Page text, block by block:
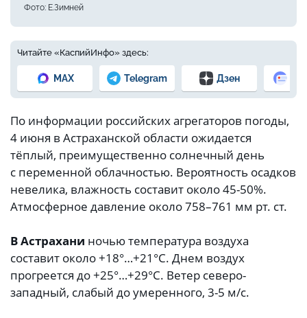
Фото: Е.Зимней
Читайте «КаспийИнфо» здесь:
MAX Telegram Дзен
По информации российских агрегаторов погоды,
4 июня в Астраханской области ожидается
тёплый, преимущественно солнечный день
с переменной облачностью. Вероятность осадков
невелика, влажность составит около 45-50%.
Атмосферное давление около 758–761 мм рт. ст.
В Астрахани ночью температура воздуха
составит около +18°…+21°C. Днем воздух
прогреется до +25°…+29°C. Ветер северо-
западный, слабый до умеренного, 3-5 м/с.